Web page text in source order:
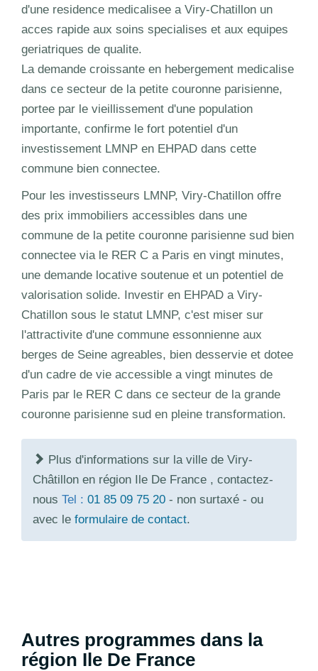
d'une residence medicalisee a Viry-Chatillon un
acces rapide aux soins specialises et aux equipes
geriatriques de qualite.
La demande croissante en hebergement medicalise
dans ce secteur de la petite couronne parisienne,
portee par le vieillissement d'une population
importante, confirme le fort potentiel d'un
investissement LMNP en EHPAD dans cette
commune bien connectee.
Pour les investisseurs LMNP, Viry-Chatillon offre
des prix immobiliers accessibles dans une
commune de la petite couronne parisienne sud bien
connectee via le RER C a Paris en vingt minutes,
une demande locative soutenue et un potentiel de
valorisation solide. Investir en EHPAD a Viry-
Chatillon sous le statut LMNP, c'est miser sur
l'attractivite d'une commune essonnienne aux
berges de Seine agreables, bien desservie et dotee
d'un cadre de vie accessible a vingt minutes de
Paris par le RER C dans ce secteur de la grande
couronne parisienne sud en pleine transformation.
Plus d'informations sur la ville de Viry-
Châtillon en région Ile De France , contactez-
nous Tel : 01 85 09 75 20 - non surtaxé - ou
avec le formulaire de contact.
Autres programmes dans la
région Ile De France